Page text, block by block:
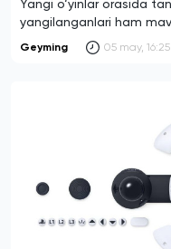
Yangi o‘yinlar orasida
yangilanganlari ham
Geyming 05 may, 16:25